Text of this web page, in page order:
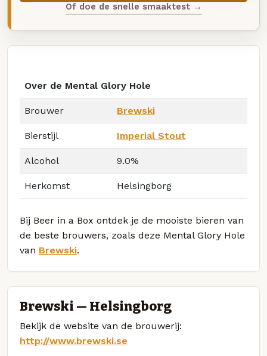
Of doe de snelle smaaktest →
Over de Mental Glory Hole
Brouwer Brewski
Bierstijl Imperial Stout
Alcohol 9.0%
Herkomst Helsingborg
Bij Beer in a Box ontdek je de mooiste bieren van
de beste brouwers, zoals deze Mental Glory Hole
van Brewski.
Brewski — Helsingborg
Bekijk de website van de brouwerij:
http://www.brewski.se